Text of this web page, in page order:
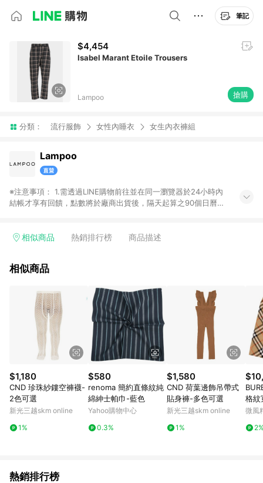
筆記
$4,454
Isabel Marant Etoile Trousers
Lampoo 搶購
分類： 流行服飾 女性內睡衣 女生內衣褲組
Lampoo
※注意事項： 1.需透過LINE購物前往並在同一瀏覽器於24小時內
結帳才享有回饋，點數將於廠商出貨後，隔天起算之90個日曆天
差異。 4.若於商家App下單，不符合LINE購物導購資格。
相似商品 熱銷排行榜 商品描述
相似商品
$1,180
CND 珍珠紗鏤空褲襪-
2色可選
新光三越skm online
1%
$580
renoma 簡約直條紋純
綿紳士帕巾-藍色
Yahoo購物中心
0.3%
$1,580
CND 荷葉邊飾吊帶式
貼身褲-多色可選
新光三越skm online
1%
格紋
微風
熱銷排行榜